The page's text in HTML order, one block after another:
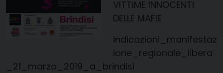
VITTIME INNOCENTI
DELLE MAFIE
indicazioni_manifestaz
ione_regionale_libera
_21_marzo_2019_a_brindisi